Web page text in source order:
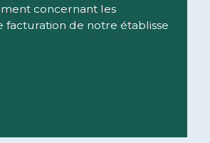
concernant les
facturation de notre établisse